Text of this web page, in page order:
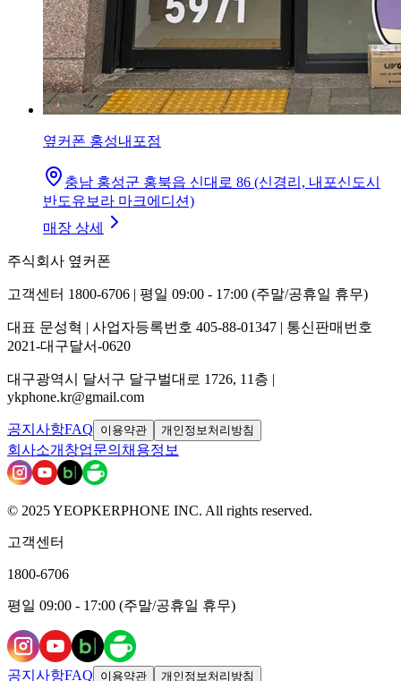
옆커폰 홍성내포점
충남 홍성군 홍북읍 신대로 86 (신경리, 내포신도시
반도유보라 마크에디션)
매장 상세
주식회사 옆커폰
고객센터 1800-6706 | 평일 09:00 - 17:00 (주말/공휴일 휴무)
대표 문성혁 | 사업자등록번호 405-88-01347 | 통신판매번호
2021-대구달서-0620
대구광역시 달서구 달구벌대로 1726, 11층 |
ykphone.kr@gmail.com
공지사항FAQ 이용약관 개인정보처리방침
회사소개 창업문의 채용정보
© 2025 YEOPKERPHONE INC. All rights reserved.
고객센터
1800-6706
평일 09:00 - 17:00 (주말/공휴일 휴무)
공지사항FAQ 이용약관 개인정보처리방침